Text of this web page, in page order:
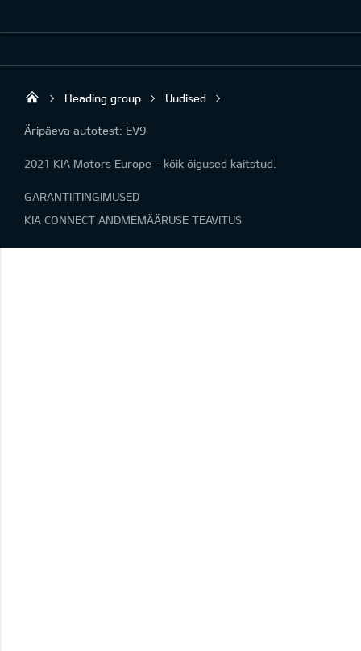
Sirtaki OÜ
Heading group Uudised
Äripäeva autotest: EV9
2021 KIA Motors Europe - kõik õigused kaitstud.
GARANTIITINGIMUSED
KIA CONNECT ANDMEMÄÄRUSE TEAVITUS